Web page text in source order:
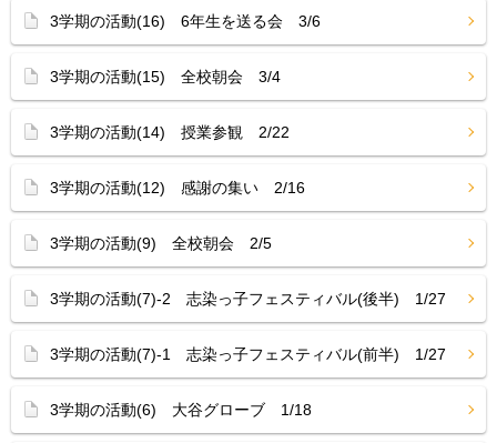
3学期の活動(16) 6年生を送る会 3/6
3学期の活動(15) 全校朝会 3/4
3学期の活動(14) 授業参観 2/22
3学期の活動(12) 感謝の集い 2/16
3学期の活動(9) 全校朝会 2/5
3学期の活動(7)-2 志染っ子フェスティバル(後半) 1/27
3学期の活動(7)-1 志染っ子フェスティバル(前半) 1/27
3学期の活動(6) 大谷グローブ 1/18